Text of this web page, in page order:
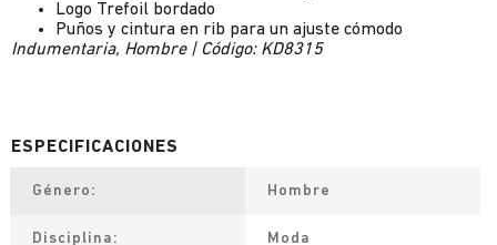
Logo Trefoil bordado
Puños y cintura en rib para un ajuste cómodo
Indumentaria, Hombre | Código: KD8315
Género Hombre
Disciplina Moda